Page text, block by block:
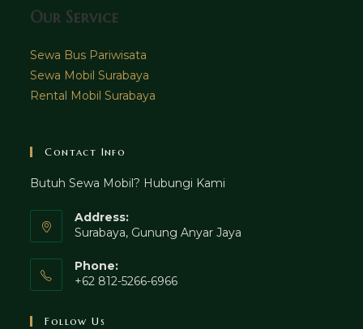
Our Service
Sewa Bus Pariwisata
Sewa Mobil Surabaya
Rental Mobil Surabaya
Contact Info
Butuh Sewa Mobil? Hubungi Kami
Address:
Surabaya, Gunung Anyar Jaya
Phone:
+62 812-5266-6966
Follow Us